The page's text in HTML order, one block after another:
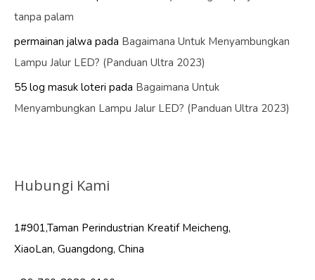
tanpa palam
permainan jalwa pada Bagaimana Untuk Menyambungkan
Lampu Jalur LED? (Panduan Ultra 2023)
55 log masuk loteri pada Bagaimana Untuk
Menyambungkan Lampu Jalur LED? (Panduan Ultra 2023)
Hubungi Kami
1#901,Taman Perindustrian Kreatif Meicheng,
XiaoLan, Guangdong, China